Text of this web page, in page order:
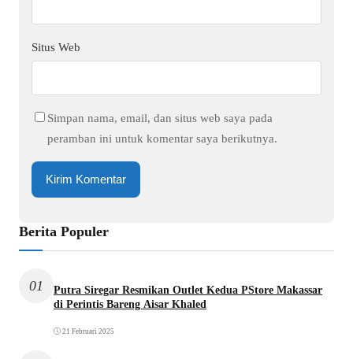
Situs Web
Simpan nama, email, dan situs web saya pada
peramban ini untuk komentar saya berikutnya.
Berita Populer
01
Putra Siregar Resmikan Outlet Kedua PStore Makassar
di Perintis Bareng Aisar Khaled
21 Februari 2025